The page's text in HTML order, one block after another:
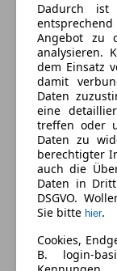
7
Kofferraum:
258 - 1971
Anhängelast:
2500 kg
Mazda CX-80
Maße (L/B/H):
ab 4995 x 0 x
Leistung:
187 KW (254
Türen:
5
Sitze:
7
Kofferraum:
Dadurch ist
Angebot zu
analysieren.
dem Einsatz
damit
Daten
eine
treffen oder
Daten zu
berechtigter
auch die
Daten in
DSGVO.
Sie bitte hier.
Cookies,
B. login-